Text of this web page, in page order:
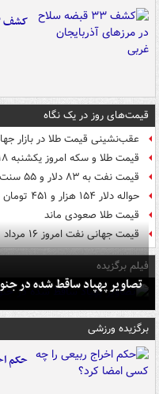
کشف ۳۳ قبضه سلاح در مرزهای آذربایجان غربی
قیمت‌های روز در یک نگاه
عقب‌نشینی قیمت طلا در بازار
قیمت طلا و سکه امروز یکشنبه ۱۸ مرداد ۱۴۰۵
قیمت نفت به ۸۳ دلار و ۵۵ سنت در هر بشکه رسید
حواله دلار ۱۵۴ هزار و ۴۵۱ تومان شد
قیمت طلا صعودی ماند
قیمت جهانی نفت امروز ۱۶ مرداد
فیلم برگزیده
تصاویر پهپاد ساقط شده در
برگزیده ورزشی
حکم